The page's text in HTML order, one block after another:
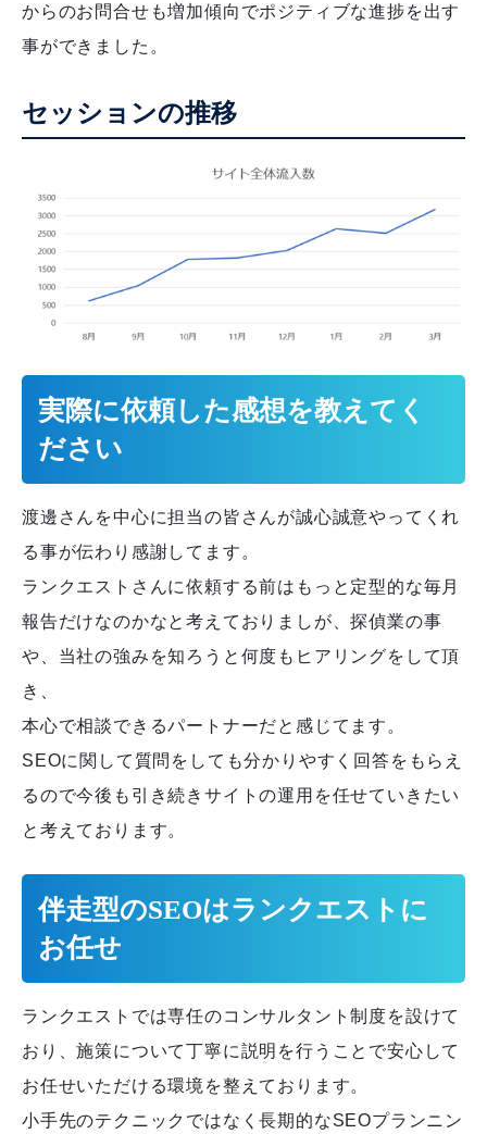
からのお問合せも増加傾向でポジティブな進捗を出す
事ができました。
セッションの推移
実際に依頼した感想を教えてく
ださい
渡邊さんを中心に担当の皆さんが誠心誠意やってくれ
る事が伝わり感謝してます。
ランクエストさんに依頼する前はもっと定型的な毎月
報告だけなのかなと考えておりましが、探偵業の事
や、当社の強みを知ろうと何度もヒアリングをして頂
き、
本心で相談できるパートナーだと感じてます。
SEOに関して質問をしても分かりやすく回答をもらえ
るので今後も引き続きサイトの運用を任せていきたい
と考えております。
伴走型のSEOはランクエストに
お任せ
ランクエストでは専任のコンサルタント制度を設けて
おり、施策について丁寧に説明を行うことで安心して
お任せいただける環境を整えております。
小手先のテクニックではなく長期的なSEOプランニン